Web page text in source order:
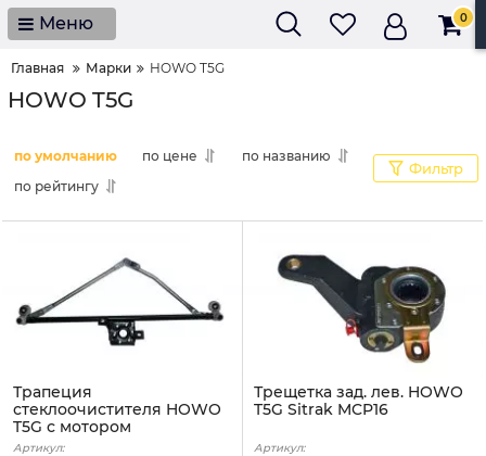
Меню 0
Главная Марки HOWO T5G
HOWO T5G
по умолчанию по цене
по названию
по рейтингу
Фильтр
Трапеция
стеклоочистителя HOWO
T5G с мотором
Артикул:
Трещетка зад. лев. HOWO
T5G Sitrak MCP16
Артикул: